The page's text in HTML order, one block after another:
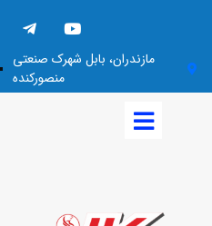
01132073285-8